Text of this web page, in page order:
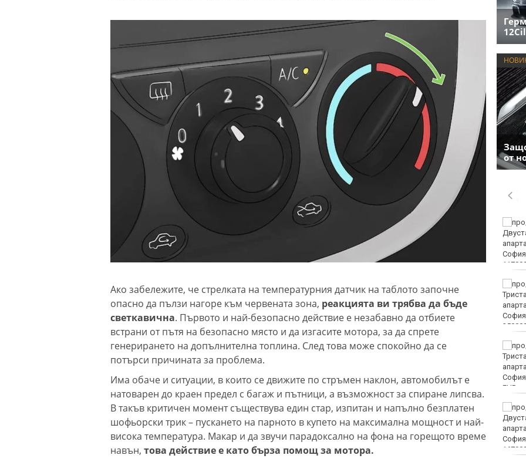
Ако забележите, че стрелката на температурния датчик на таблото започне
опасно да пълзи нагоре към червената зона, реакцията ви трябва да бъде
светкавична. Първото и най-безопасно действие е незабавно да отбиете
встрани от пътя на безопасно място и да изгасите мотора, за да спрете
генерирането на допълнителна топлина. След това може спокойно да се
потърси причината за проблема.
Има обаче и ситуации, в които се движите по стръмен наклон, автомобилът е
натоварен до краен предел с багаж и пътници, а възможност за спиране липсва.
В такъв критичен момент съществува един стар, изпитан и напълно безплатен
шофьорски трик – пускането на парното в купето на максимална мощност и най-
висока температура. Макар и да звучи парадоксално на фона на горещото време
навън, това действие е като бърза помощ за мотора.
от
Винисиус Жуниор
преподписа с Реал
(Мадрид)
ЦСКА удари с 3:0 Макаби
като гост
Тъжна вест! Почина
Златото стигна до 4295
EUR